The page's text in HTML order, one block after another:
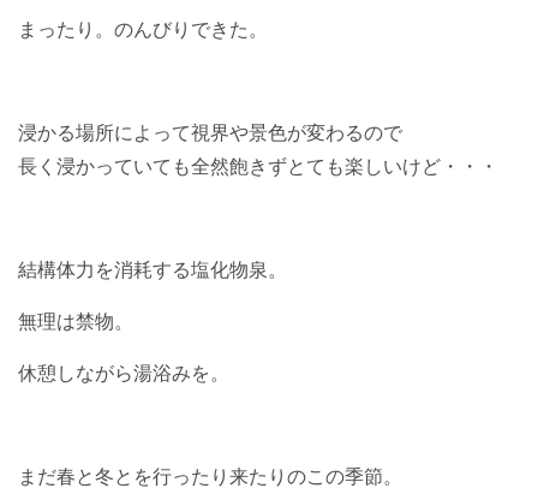
まったり。のんびりできた。
浸かる場所によって視界や景色が変わるので
長く浸かっていても全然飽きずとても楽しいけど・・・
結構体力を消耗する塩化物泉。
無理は禁物。
休憩しながら湯浴みを。
まだ春と冬とを行ったり来たりのこの季節。